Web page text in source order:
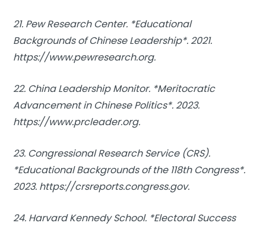
21. Pew Research Center. *Educational
Backgrounds of Chinese Leadership*. 2021.
https://www.pewresearch.org.
22. China Leadership Monitor. *Meritocratic
Advancement in Chinese Politics*. 2023.
https://www.prcleader.org.
23. Congressional Research Service (CRS).
*Educational Backgrounds of the 118th Congress*.
2023. https://crsreports.congress.gov.
24. Harvard Kennedy School. *Electoral Success